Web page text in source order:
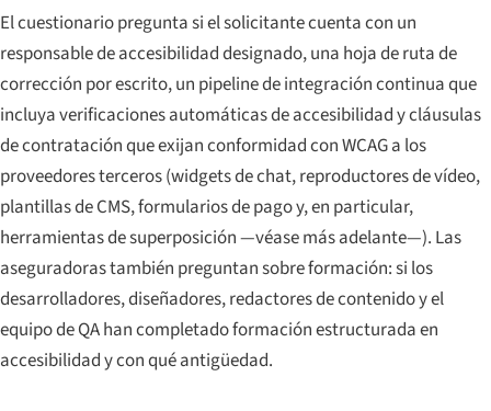
El cuestionario pregunta si el solicitante cuenta con un
responsable de accesibilidad designado, una hoja de ruta de
corrección por escrito, un pipeline de integración continua que
incluya verificaciones automáticas de accesibilidad y cláusulas
de contratación que exijan conformidad con WCAG a los
proveedores terceros (widgets de chat, reproductores de vídeo,
plantillas de CMS, formularios de pago y, en particular,
herramientas de superposición —véase más adelante—). Las
aseguradoras también preguntan sobre formación: si los
desarrolladores, diseñadores, redactores de contenido y el
equipo de QA han completado formación estructurada en
accesibilidad y con qué antigüedad.